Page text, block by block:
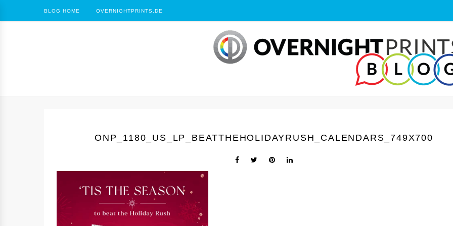
BLOG HOME OVERNIGHTPRINTS.DE
ONP_1180_US_LP_BEATTHEHOLIDAYRUSH_CALENDARS_749X700